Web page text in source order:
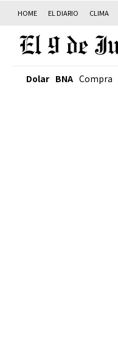
HOME EL DIARIO CLIMA
Dolar BNA Compra